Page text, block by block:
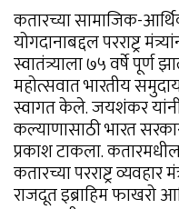
कतारच्या सामाजिक-
योगदानाबद्दल परराष्ट्र
स्वातंत्र्याला ७५ वर्षे पूर्ण
महोत्सवात भारतीय
स्वागत केले. जयशंकर
कल्याणासाठी भारत
प्रकाश टाकला.
कतारच्या परराष्ट्र
राजदूत इब्राहिम फाखरो